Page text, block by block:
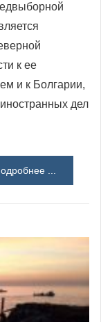
к ее
и к Болгарии,
дел
...